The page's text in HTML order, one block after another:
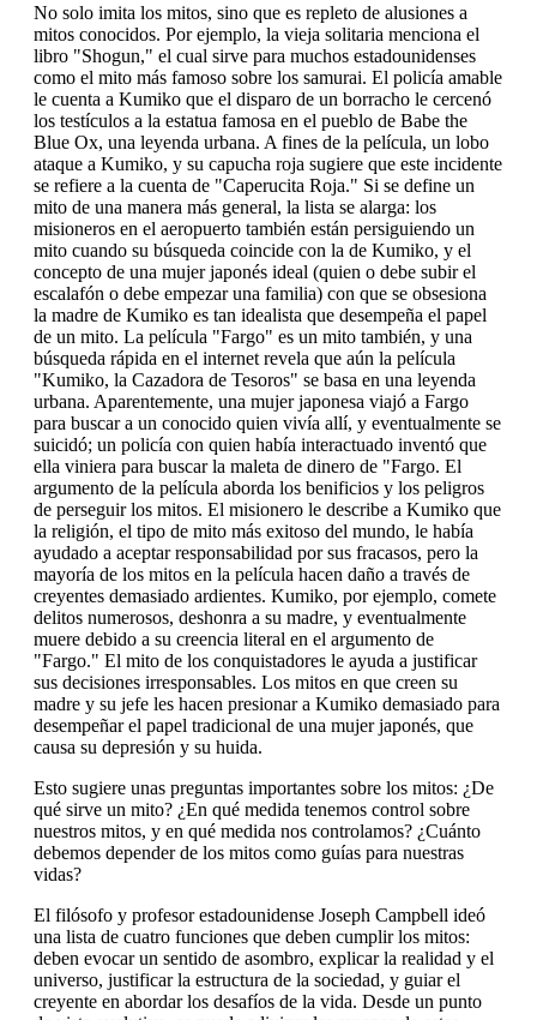
No solo imita los mitos, sino que es repleto de alusiones a
mitos conocidos. Por ejemplo, la vieja solitaria menciona el
libro "Shogun," el cual sirve para muchos estadounidenses
como el mito más famoso sobre los samurai. El policía amable
le cuenta a Kumiko que el disparo de un borracho le cercenó
los testículos a la estatua famosa en el pueblo de Babe the
Blue Ox, una leyenda urbana. A fines de la película, un lobo
ataque a Kumiko, y su capucha roja sugiere que este incidente
se refiere a la cuenta de "Caperucita Roja." Si se define un
mito de una manera más general, la lista se alarga: los
misioneros en el aeropuerto también están persiguiendo un
mito cuando su búsqueda coincide con la de Kumiko, y el
concepto de una mujer japonés ideal (quien o debe subir el
escalafón o debe empezar una familia) con que se obsesiona
la madre de Kumiko es tan idealista que desempeña el papel
de un mito. La película "Fargo" es un mito también, y una
búsqueda rápida en el internet revela que aún la película
"Kumiko, la Cazadora de Tesoros" se basa en una leyenda
urbana. Aparentemente, una mujer japonesa viajó a Fargo
para buscar a un conocido quien vivía allí, y eventualmente se
suicidó; un policía con quien había interactuado inventó que
ella viniera para buscar la maleta de dinero de "Fargo. El
argumento de la película aborda los benificios y los peligros
de perseguir los mitos. El misionero le describe a Kumiko que
la religión, el tipo de mito más exitoso del mundo, le había
ayudado a aceptar responsabilidad por sus fracasos, pero la
mayoría de los mitos en la película hacen daño a través de
creyentes demasiado ardientes. Kumiko, por ejemplo, comete
delitos numerosos, deshonra a su madre, y eventualmente
muere debido a su creencia literal en el argumento de
"Fargo." El mito de los conquistadores le ayuda a justificar
sus decisiones irresponsables. Los mitos en que creen su
madre y su jefe les hacen presionar a Kumiko demasiado para
desempeñar el papel tradicional de una mujer japonés, que
causa su depresión y su huida.
Esto sugiere unas preguntas importantes sobre los mitos: ¿De
qué sirve un mito? ¿En qué medida tenemos control sobre
nuestros mitos, y en qué medida nos controlamos? ¿Cuánto
debemos depender de los mitos como guías para nuestras
vidas?
El filósofo y profesor estadounidense Joseph Campbell ideó
una lista de cuatro funciones que deben cumplir los mitos:
deben evocar un sentido de asombro, explicar la realidad y el
universo, justificar la estructura de la sociedad, y guiar el
creyente en abordar los desafíos de la vida. Desde un punto